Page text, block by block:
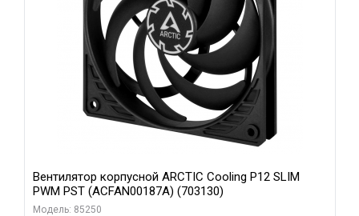
Вентилятор корпусной ARCTIC Cooling P12 SLIM
PWM PST (ACFAN00187A) (703130)
Модель: 85250